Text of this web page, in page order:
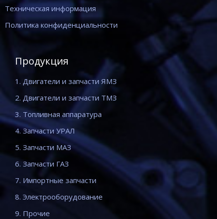
Техническая информация
Политика конфиденциальности
Продукция
1. Двигатели и запчасти ЯМЗ
2. Двигатели и запчасти ТМЗ
3. Топливная аппаратура
4. Запчасти УРАЛ
5. Запчасти МАЗ
6. Запчасти ГАЗ
7. Импортные запчасти
8. Электрооборудование
9. Прочие